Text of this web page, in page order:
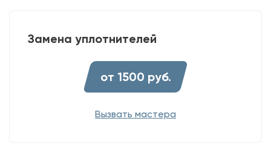
Замена уплотнителей
от 1500 руб.
Вызвать мастера